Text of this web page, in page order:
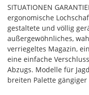
SITUATIONEN
ergonomische
gestaltete und völlig
außergewöhnliches,
verriegeltes Magazin,
eine einfache
Abzugs. Modelle für
breiten Palette